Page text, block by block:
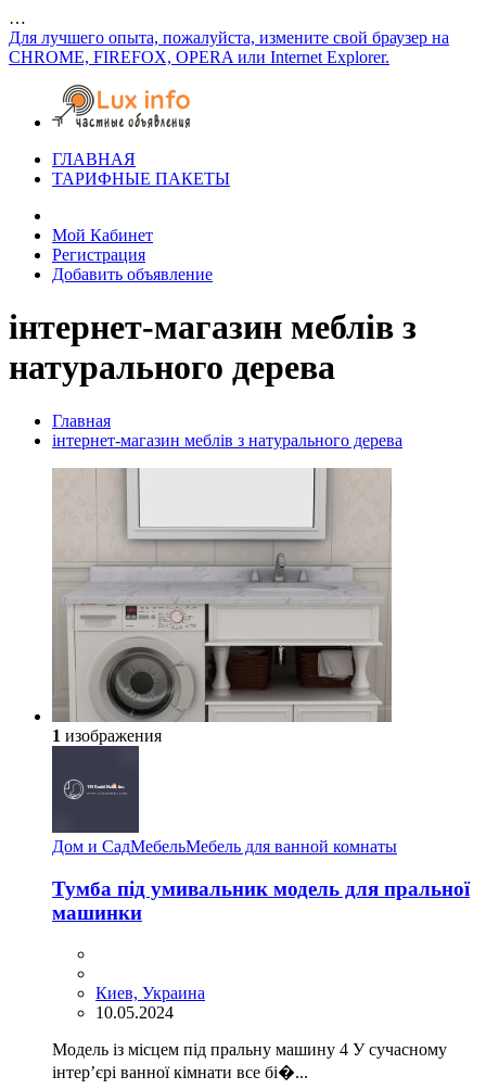
…
Для лучшего опыта, пожалуйста, измените свой браузер на
CHROME, FIREFOX, OPERA или Internet Explorer.
ГЛАВНАЯ
ТАРИФНЫЕ ПАКЕТЫ
Мой Кабинет
Регистрация
Добавить объявление
інтернет-магазин меблів з
натурального дерева
Главная
інтернет-магазин меблів з натурального дерева
1 изображения
Дом и СадМебельМебель для ванной комнаты
Тумба під умивальник модель для пральної
машинки
Киев, Украина
10.05.2024
Модель із місцем під пральну машину 4 У сучасному
інтер’єрі ванної кімнати все бі�...